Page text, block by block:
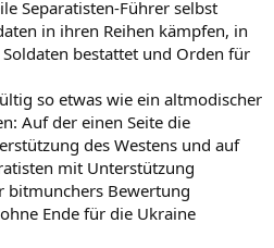
Separatisten-Führer selbst
in ihren Reihen kämpfen, in
bestattet und Orden für
so etwas wie ein altmodischer
Auf der einen Seite die
des Westens und auf
mit Unterstützung
bitmunchers Bewertung
Ende für die Ukraine